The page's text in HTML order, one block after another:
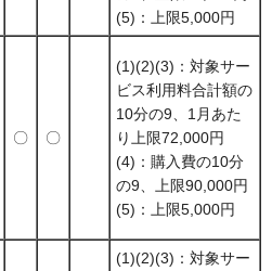
(5)：上限5,000円
〇 〇
(1)(2)(3)：対象サー
ビス利用料合計額の
10分の9、1月あた
り上限72,000円
(4)：購入費の10分
の9、上限90,000円
(5)：上限5,000円
(1)(2)(3)：対象サー